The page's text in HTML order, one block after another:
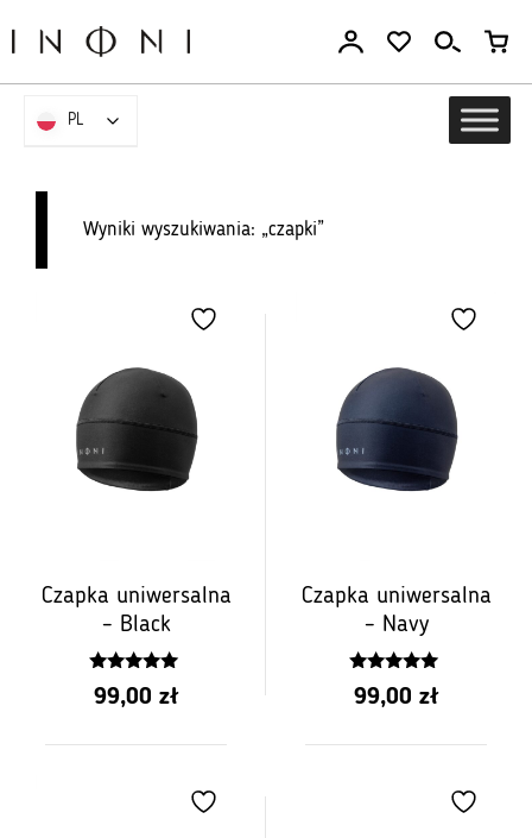
Wyniki wyszukiwania: „czapki”
Czapka uniwersalna
– Black
5.00
z 5
99,00 zł
Czapka uniwersalna
– Navy
5.00
z 5
99,00 zł
PL
PL